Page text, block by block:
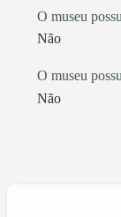
O museu
Não
O museu
Não